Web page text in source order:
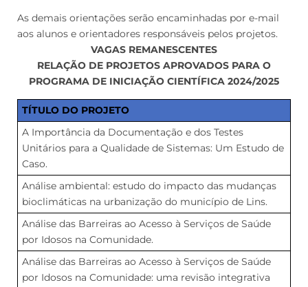
As demais orientações serão encaminhadas por e-mail
aos alunos e orientadores responsáveis pelos projetos.
VAGAS REMANESCENTES
RELAÇÃO DE PROJETOS APROVADOS PARA O
PROGRAMA DE INICIAÇÃO CIENTÍFICA 2024/2025
TÍTULO DO PROJETO
A Importância da Documentação e dos Testes
Unitários para a Qualidade de Sistemas: Um Estudo de
Caso.
Análise ambiental: estudo do impacto das mudanças
bioclimáticas na urbanização do município de Lins.
Análise das Barreiras ao Acesso à Serviços de Saúde
por Idosos na Comunidade.
Análise das Barreiras ao Acesso à Serviços de Saúde
por Idosos na Comunidade: uma revisão integrativa